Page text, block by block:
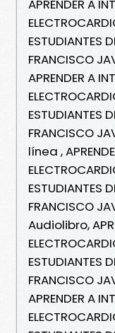
APRENDER A
ESTUDIANTES
FRANCISCO
APRENDER A
ESTUDIANTES
FRANCISCO
línea ,
ESTUDIANTES
FRANCISCO
Audiolibro,
ESTUDIANTES
FRANCISCO
APRENDER A